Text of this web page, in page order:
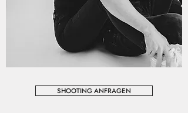
SHOOTING ANFRAGEN